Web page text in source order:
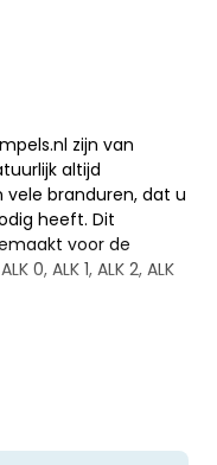
zijn van
altijd
vele branduren, dat u
heeft. Dit
voor de
0, ALK 1, ALK 2, ALK